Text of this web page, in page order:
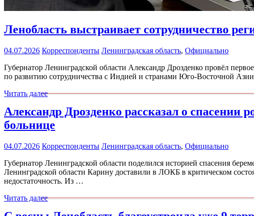
Ленобласть выстраивает сотрудничество
04.07.2026 Корреспонденты Ленинградская область, Официально
Губернатор Ленинградской области Александр Дрозденко провёл
по развитию сотрудничества с Индией и странами Юго-Восточной
Читать далее
Александр Дрозденко рассказал о спасении
больнице
04.07.2026 Корреспонденты Ленинградская область, Официально
Губернатор Ленинградской области поделился историей спасения
Ленинградской области Карину доставили в ЛОКБ в критическом
недостаточность. Из …
Читать далее